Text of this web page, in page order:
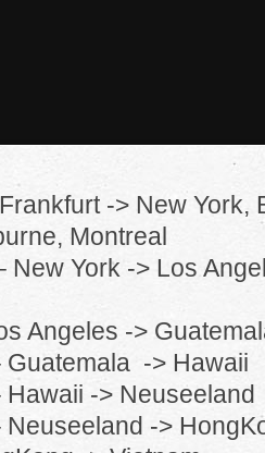
-> New York,
Montreal
New York -> Los
Angeles ->
Guatemala -> Hawaii
-> Neuseeland
->